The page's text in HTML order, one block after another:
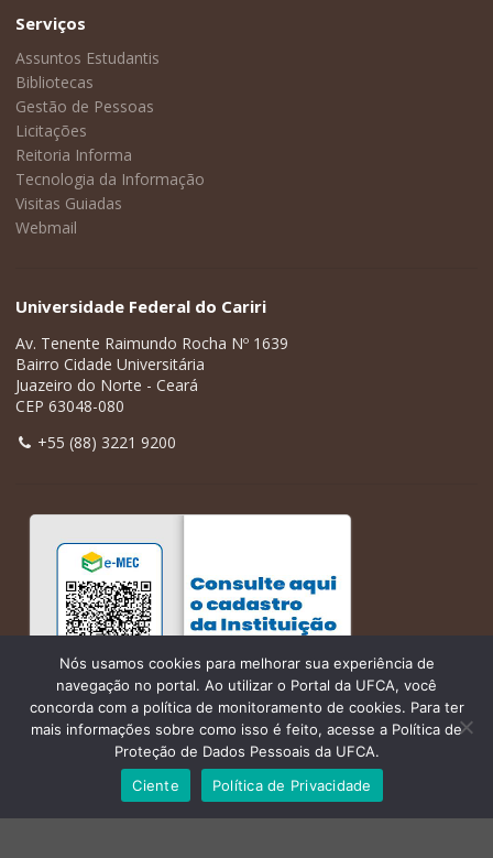
Serviços
Assuntos Estudantis
Bibliotecas
Gestão de Pessoas
Licitações
Reitoria Informa
Tecnologia da Informação
Visitas Guiadas
Webmail
Universidade Federal do Cariri
Av. Tenente Raimundo Rocha Nº 1639
Bairro Cidade Universitária
Juazeiro do Norte - Ceará
CEP 63048-080
+55 (88) 3221 9200
Nós usamos cookies para melhorar sua experiência de
navegação no portal. Ao utilizar o Portal da UFCA, você
concorda com a política de monitoramento de cookies. Para ter
mais informações sobre como isso é feito, acesse a Política de
Proteção de Dados Pessoais da UFCA.
Ciente
Política de Privacidade